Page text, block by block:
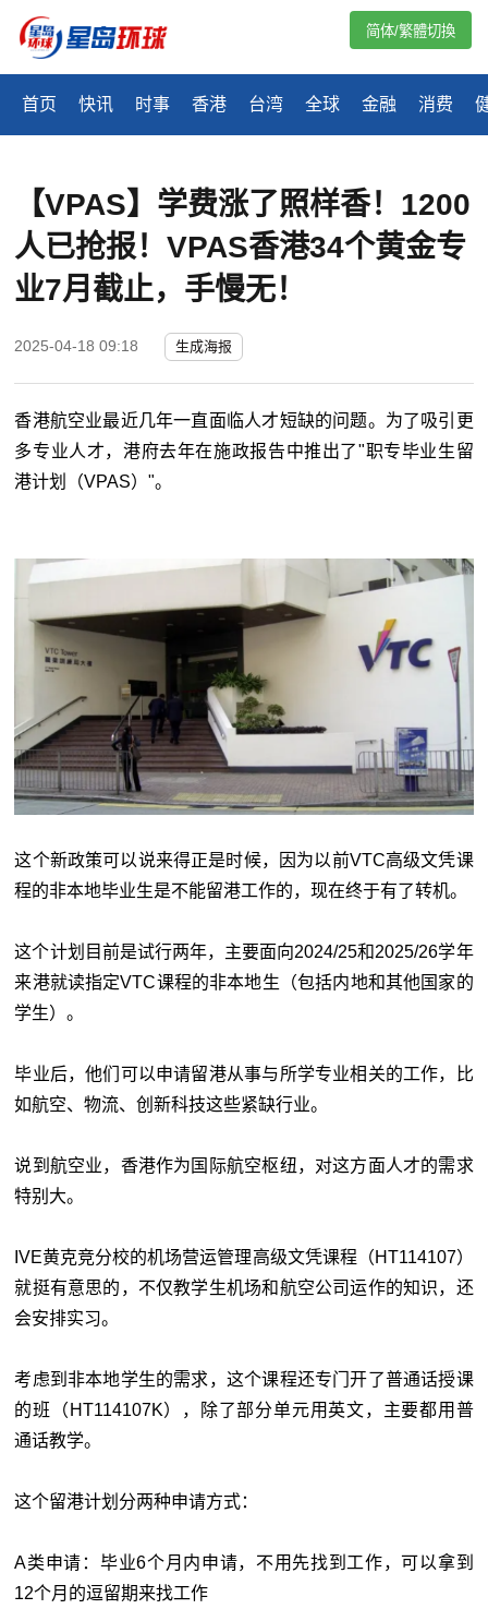
首页 快讯 时事 香港 台湾 全球 金融 消费
简体/繁體切換
【VPAS】学费涨了照样香！1200
人已抢报！VPAS香港34个黄金专
业7月截止，手慢无！
2025-04-18 09:18 生成海报
香港航空业最近几年一直面临人才短缺的问题。为了吸引更
多专业人才，港府去年在施政报告中推出了"职专毕业生留
港计划（VPAS）"。
这个新政策可以说来得正是时候，因为以前VTC高级文凭课
程的非本地毕业生是不能留港工作的，现在终于有了转机。
这个计划目前是试行两年，主要面向2024/25和2025/26学年
来港就读指定VTC课程的非本地生（包括内地和其他国家的
学生）。
毕业后，他们可以申请留港从事与所学专业相关的工作，比
如航空、物流、创新科技这些紧缺行业。
说到航空业，香港作为国际航空枢纽，对这方面人才的需求
特别大。
IVE黄克竞分校的机场营运管理高级文凭课程（HT114107）
就挺有意思的，不仅教学生机场和航空公司运作的知识，还
会安排实习。
考虑到非本地学生的需求，这个课程还专门开了普通话授课
的班（HT114107K），除了部分单元用英文，主要都用普
通话教学。
这个留港计划分两种申请方式：
A类申请：毕业6个月内申请，不用先找到工作，可以拿到
12个月的逗留期来找工作